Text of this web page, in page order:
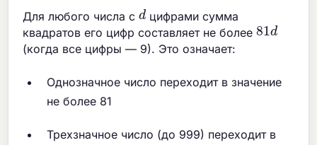
Для любого числа сd цифрами сумма
квадратов его цифр составляет не более81 d
(когда все цифры — 9). Это означает:
Однозначное число переходит в значение
не более 81
Трехзначное число (до 999) переходит в